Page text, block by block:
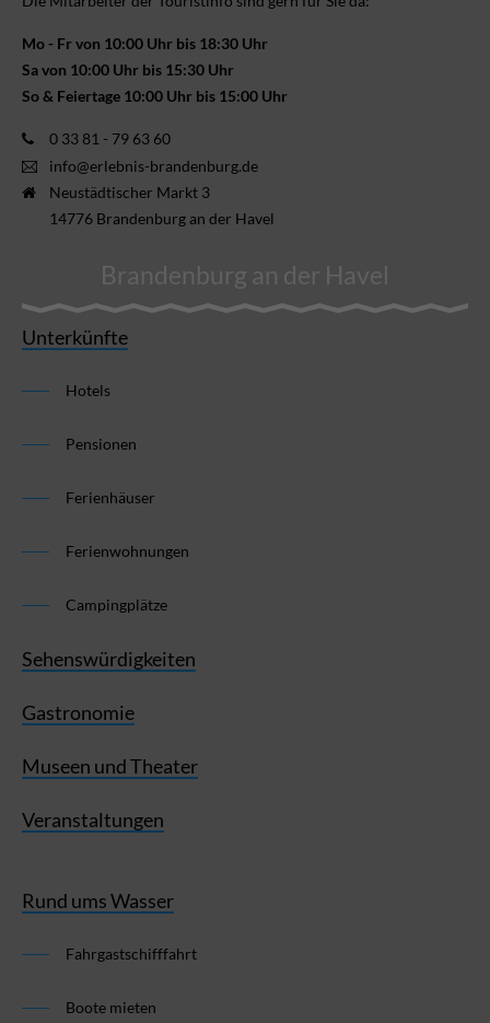
Mo - Fr von 10:00 Uhr bis 18:30 Uhr
Sa von 10:00 Uhr bis 15:30 Uhr
So & Feiertage 10:00 Uhr bis 15:00 Uhr
0 33 81 - 79 63 60
info@erlebnis-brandenburg.de
Neustädtischer Markt 3
14776 Brandenburg an der Havel
Brandenburg an der Havel
Unterkünfte
Hotels
Pensionen
Ferienhäuser
Ferienwohnungen
Campingplätze
Sehenswürdigkeiten
Gastronomie
Museen und Theater
Veranstaltungen
Rund ums Wasser
Fahrgastschifffahrt
Boote mieten